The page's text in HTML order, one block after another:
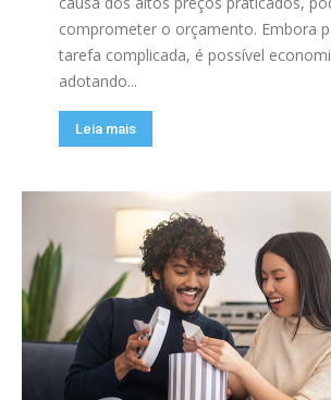
comprometer o orçamento. Embora
tarefa complicada, é possível
adotando...
Leia mais